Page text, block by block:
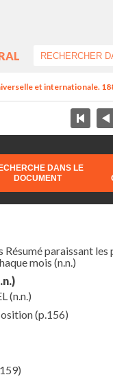
et internationale.
DANS LE
DOCUMENT
Résumé paraissant les
mois (n.n.)
(n.n.)
(p.156)